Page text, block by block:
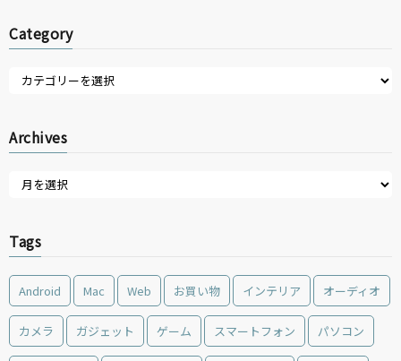
Category
Archives
Tags
Android Mac Web お買い物 インテリア オーディオ
カメラ ガジェット ゲーム スマートフォン パソコン